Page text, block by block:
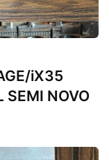
iX35
SEMI NOVO